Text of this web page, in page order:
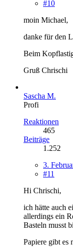
#10
moin Michael,
danke für den
Beim
Gruß Chrischi
Sascha M.
Profi
Reaktionen
465
Beiträge
1.252
3.
#11
Hi Chrischi,
ich hätte auch
allerdings ein
Basteln musst
Papiere gibt es